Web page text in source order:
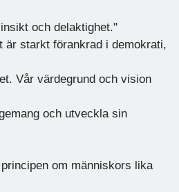
och delaktighet."
är starkt förankrad i demokrati,
Vår värdegrund och vision
och utveckla sin
om människors lika